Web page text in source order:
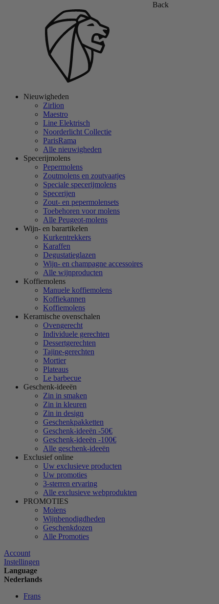
Back
Nieuwigheden
Zirlion
Maestro
Line Elektrisch
Noorderlicht Collectie
ParisRama
Alle nieuwigheden
Specerijmolens
Pepermolens
Zoutmolens en zoutvaatjes
Speciale specerijmolens
Specerijen
Zout- en pepermolensets
Toebehoren voor molens
Alle Peugeot-molens
Wijn- en barartikelen
Kurkentrekkers
Karaffen
Degustatieglazen
Wijn- en champagne accessoires
Alle wijnproducten
Koffiemolens
Manuele koffiemolens
Koffiekannen
Koffiemolens
Keramische ovenschalen
Ovengerecht
Individuele gerechten
Dessertgerechten
Tajine-gerechten
Mortier
Plateaus
Le barbecue
Geschenk-ideeën
Zin in smaken
Zin in kleuren
Zin in design
Geschenkpakketten
Geschenk-ideeën -50€
Geschenk-ideeën -100€
Alle geschenk-ideeën
Exclusief online
Uw exclusieve producten
Uw promoties
3-sterren ervaring
Alle exclusieve webprodukten
PROMOTIES
Molens
Wijnbenodigdheden
Geschenkdozen
Alle Promoties
Account
Instellingen
Language
Nederlands
Frans